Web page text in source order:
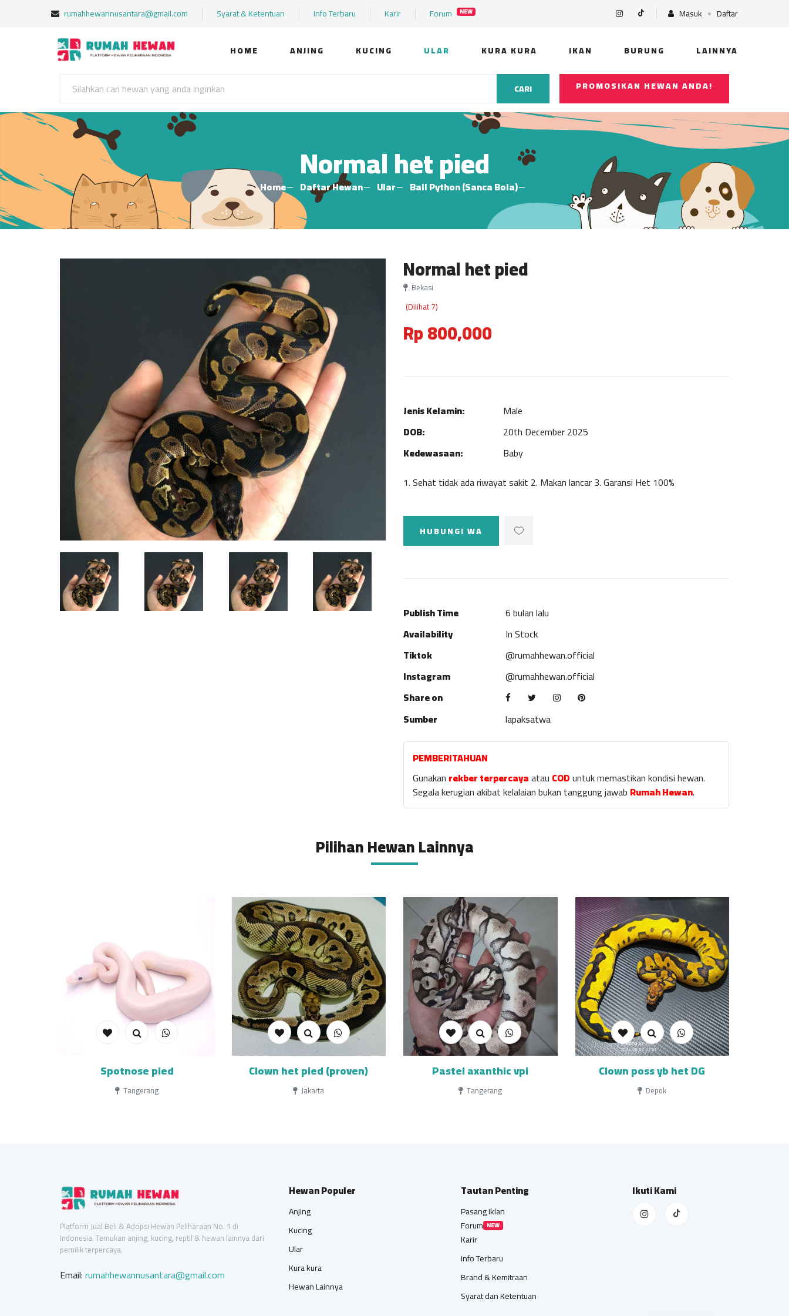
rumahhewannusantara@gmail.com Syarat & Ketentuan Info Terbaru Karir Forum NEW Masuk Daftar
HOME ANJING KUCING ULAR KURA KURA IKAN BURUNG LAINNYA
CARI PROMOSIKAN HEWAN ANDA!
Normal het pied
Home Daftar Hewan Ular Ball Python (Sanca Bola)
Normal het pied
Bekasi
(Dilihat 7)
Rp 800,000
Jenis Kelamin:
Male
DOB:
20th December 2025
Kedewasaan:
Baby
1. Sehat tidak ada riwayat sakit 2. Makan lancar 3. Garansi Het 100%
HUBUNGI WA
Publish Time
6 bulan lalu
Availability
In Stock
Tiktok
@rumahhewan.official
Instagram
@rumahhewan.official
Share on
Sumber
lapaksatwa
PEMBERITAHUAN
Gunakan rekber terpercayaatau CODuntuk memastikan kondisi hewan.
Segala kerugian akibat kelalaian bukan tanggung jawab Rumah Hewan.
Pilihan Hewan Lainnya
Spotnose pied
Tangerang
Clown het pied (proven)
Jakarta
Pastel axanthic vpi
Tangerang
Clown poss yb het DG
Depok
Platform Jual Beli & Adopsi Hewan Peliharaan No. 1 di
Indonesia. Temukan anjing, kucing, reptil & hewan lainnya dari
pemilik terpercaya.
Email:rumahhewannusantara@gmail.com
Hewan Populer
Anjing
Kucing
Ular
Kura kura
Hewan Lainnya
Tautan Penting
Pasang Iklan
Forum NEW
Karir
Info Terbaru
Brand & Kemitraan
Syarat dan Ketentuan
Ikuti Kami